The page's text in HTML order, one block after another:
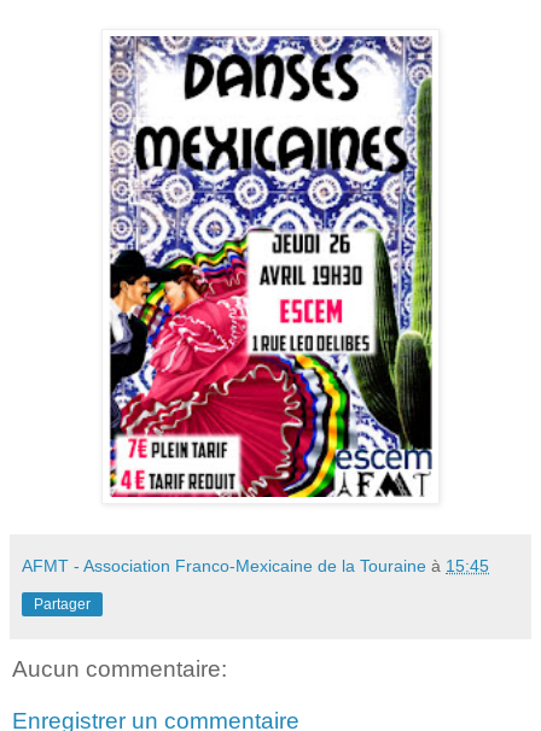
AFMT - Association Franco-Mexicaine de la Touraine à 15:45
Partager
Aucun commentaire:
Enregistrer un commentaire